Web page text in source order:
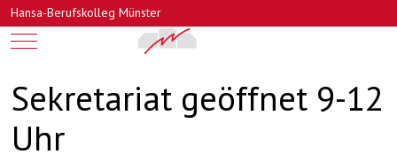
Hansa-Berufskolleg Münster
Mobile Menu Toggle
Sekretariat geöffnet 9-12
Uhr